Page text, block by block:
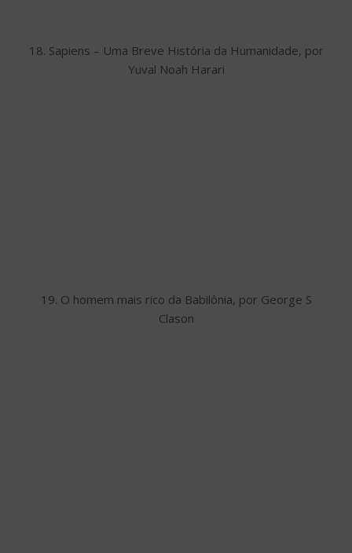
18. Sapiens – Uma Breve História da Humanidade, por
Yuval Noah Harari
19. O homem mais rico da Babilônia, por George S
Clason